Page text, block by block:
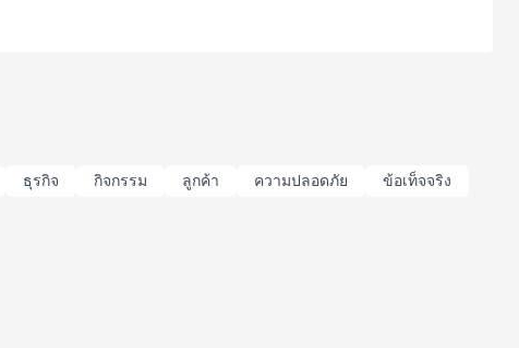
ธุรกิจ กิจกรรม ลูกค้า ความปลอดภัย
ข้อเท็จจริง